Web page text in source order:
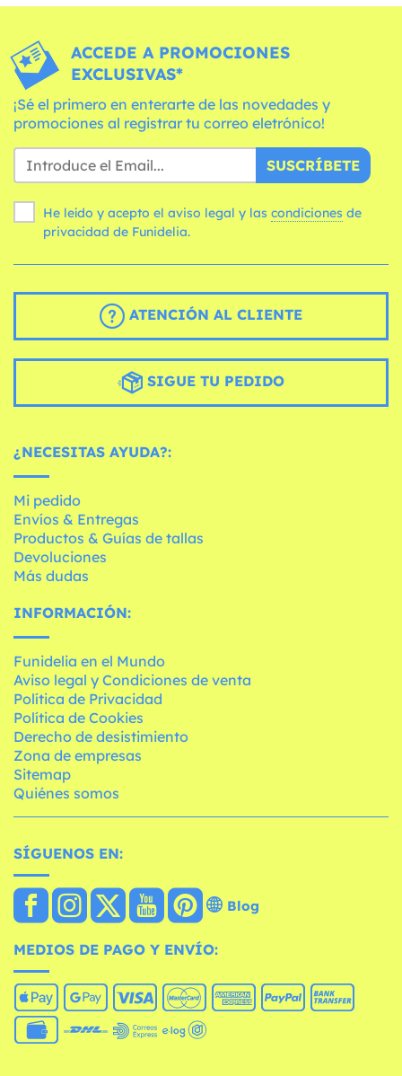
ACCEDE A PROMOCIONES
EXCLUSIVAS*
¡Sé el primero en enterarte de las novedades y
promociones al registrar tu correo eletrónico!
SUSCRÍBETE
He leído y acepto el aviso legal y las condiciones
privacidad de Funidelia.
ATENCIÓN AL CLIENTE
SIGUE TU PEDIDO
¿NECESITAS AYUDA?:
Mi pedido
Envíos & Entregas
Productos & Guías de tallas
Devoluciones
Más dudas
INFORMACIÓN:
Funidelia en el Mundo
Aviso legal y Condiciones de venta
Política de Privacidad
Política de Cookies
Derecho de desistimiento
Zona de empresas
Sitemap
Quiénes somos
SÍGUENOS EN:
Blog
MEDIOS DE PAGO Y ENVÍO: